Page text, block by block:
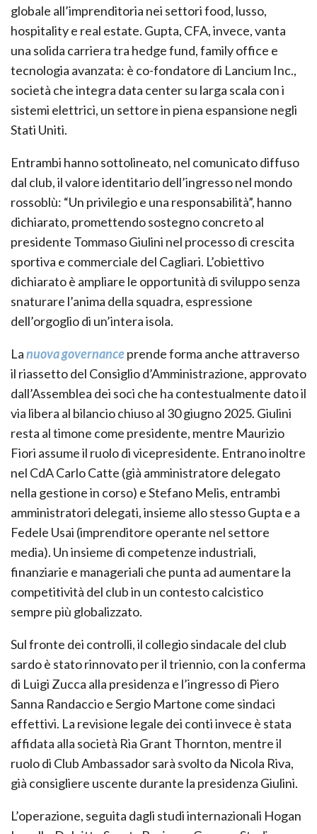
globale all’imprenditoria nei settori food, lusso,
hospitality e real estate. Gupta, CFA, invece, vanta
una solida carriera tra hedge fund, family office e
tecnologia avanzata: è co-fondatore di Lancium Inc.,
società che integra data center su larga scala con i
sistemi elettrici, un settore in piena espansione negli
Stati Uniti.
Entrambi hanno sottolineato, nel comunicato diffuso
dal club, il valore identitario dell’ingresso nel mondo
rossoblù: “Un privilegio e una responsabilità”, hanno
dichiarato, promettendo sostegno concreto al
presidente Tommaso Giulini nel processo di crescita
sportiva e commerciale del Cagliari. L’obiettivo
dichiarato è ampliare le opportunità di sviluppo senza
snaturare l’anima della squadra, espressione
dell’orgoglio di un’intera isola.
Lanuova governanceprende forma anche attraverso
il riassetto del Consiglio d’Amministrazione, approvato
dall’Assemblea dei soci che ha contestualmente dato il
via libera al bilancio chiuso al 30 giugno 2025. Giulini
resta al timone come presidente, mentre Maurizio
Fiori assume il ruolo di vicepresidente. Entrano inoltre
nel CdA Carlo Catte (già amministratore delegato
nella gestione in corso) e Stefano Melis, entrambi
amministratori delegati, insieme allo stesso Gupta e a
Fedele Usai (imprenditore operante nel settore
media). Un insieme di competenze industriali,
finanziarie e manageriali che punta ad aumentare la
competitività del club in un contesto calcistico
sempre più globalizzato.
Sul fronte dei controlli, il collegio sindacale del club
sardo è stato rinnovato per il triennio, con la conferma
di Luigi Zucca alla presidenza e l’ingresso di Piero
Sanna Randaccio e Sergio Martone come sindaci
effettivi. La revisione legale dei conti invece è stata
affidata alla società Ria Grant Thornton, mentre il
ruolo di Club Ambassador sarà svolto da Nicola Riva,
già consigliere uscente durante la presidenza Giulini.
L’operazione, seguita dagli studi internazionali Hogan